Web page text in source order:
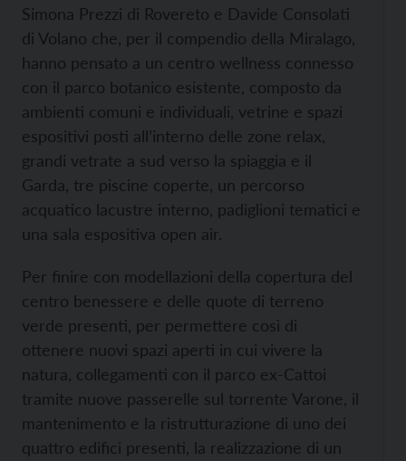
Simona Prezzi di Rovereto e Davide Consolati
di Volano che, per il compendio della Miralago,
hanno pensato a un centro wellness connesso
con il parco botanico esistente, composto da
ambienti comuni e individuali, vetrine e spazi
espositivi posti all’interno delle zone relax,
grandi vetrate a sud verso la spiaggia e il
Garda, tre piscine coperte, un percorso
acquatico lacustre interno, padiglioni tematici e
una sala espositiva open air.
Per finire con modellazioni della copertura del
centro benessere e delle quote di terreno
verde presenti, per permettere così di
ottenere nuovi spazi aperti in cui vivere la
natura, collegamenti con il parco ex-Cattoi
tramite nuove passerelle sul torrente Varone, il
mantenimento e la ristrutturazione di uno dei
quattro edifici presenti, la realizzazione di un